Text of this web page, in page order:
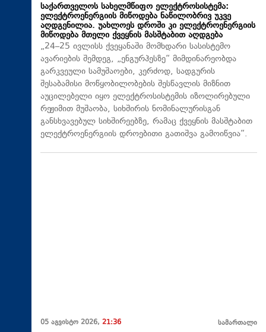
საქართველოს სახელმწიფო ელექტროსისტემა:
ელექტროენერგიის მიწოდება ნაწილობრივ უკვე
აღდგენილია. უახლოეს დროში კი ელექტროენერგიის
მიწოდება მთელი ქვეყნის მასშტაბით აღდგება
„24–25 ივლისს ქვეყანაში მომხდარი სასისტემო
ავარიების შემდეგ, „ენგურჰესზე“ მიმდინარეობდა
გარკვეული სამუშაოები, კერძოდ, სადგურის
შესაბამისი მოწყობილობების შესწავლის მიზნით
აუცილებელი იყო ელექტროსისტემის იზოლირებული
რეჟიმით მუშაობა, სიხშირის ნომინალურისგან
განსხვავებულ სიხშირეებზე, რამაც ქვეყნის მასშტაბით
ელექტროენერგიის დროებითი გათიშვა გამოიწვია“.
05 აგვისტო 2026, 21:36 სამართალი